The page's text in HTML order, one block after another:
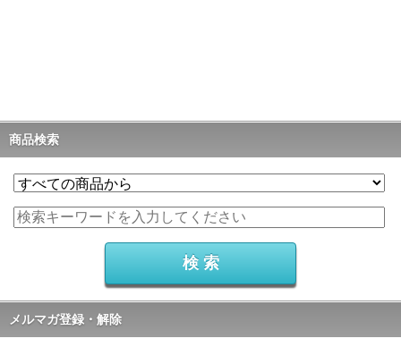
商品検索
メルマガ登録・解除